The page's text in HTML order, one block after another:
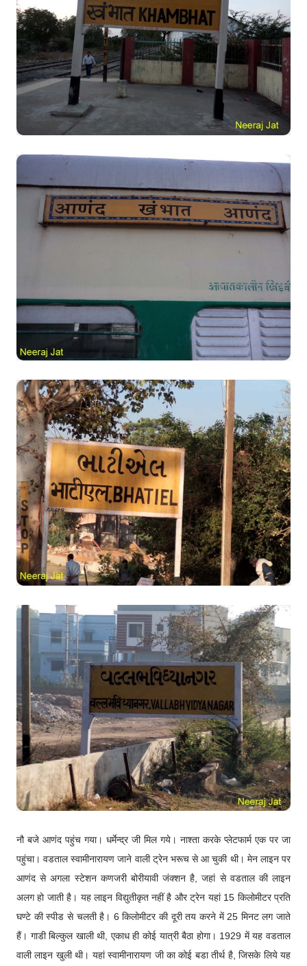
नौ बजे आणंद पहुंच गया। धर्मेन्द्र जी मिल गये। नाश्ता करके प्लेटफार्म एक पर जा
पहुंचा। वडताल स्वामीनारायण जाने वाली ट्रेन भरूच से आ चुकी थी। मेन लाइन पर
आणंद से अगला स्टेशन कणजरी बोरीयावी जंक्शन है, जहां से वडताल की लाइन
अलग हो जाती है। यह लाइन विद्युतीकृत नहीं है और ट्रेन यहां 15 किलोमीटर प्रति
घण्टे की स्पीड से चलती है। 6 किलोमीटर की दूरी तय करने में 25 मिनट लग जाते
हैं। गाडी बिल्कुल खाली थी, एकाध ही कोई यात्री बैठा होगा। 1929 में यह वडताल
वाली लाइन खुली थी। यहां स्वामीनारायण जी का कोई बडा तीर्थ है, जिसके लिये यह